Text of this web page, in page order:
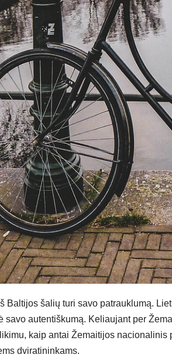
Baltijos šalių turi savo patrauklumą.
savo autentiškumą. Keliaujant per
kaip antai Žemaitijos
dviratininkams.